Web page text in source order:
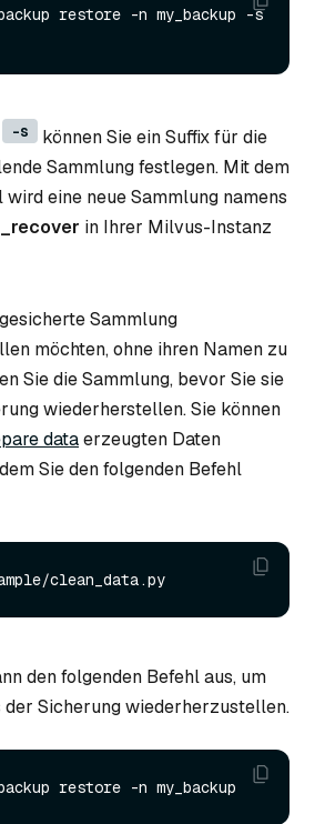
restore -n my_backup -s
-s
können Sie ein Suffix für die
Sammlung festlegen. Mit dem
eine neue Sammlung namens
in Ihrer Milvus-Instanz
Sammlung
möchten, ohne ihren Namen zu
Sie die Sammlung, bevor Sie sie
wiederherstellen. Sie können
dataerzeugten Daten
Sie den folgenden Befehl
den folgenden Befehl aus, um
der Sicherung wiederherzustellen.